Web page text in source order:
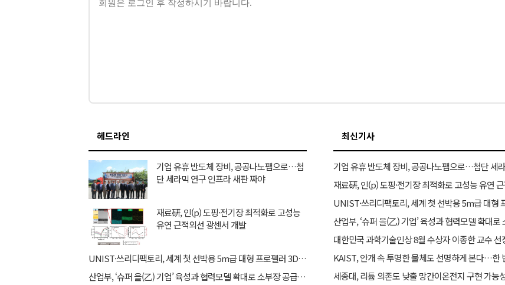
헤드라인
기업 유휴 반도체 장비, 공공나노팹으로…첨
단 세라믹 연구 인프라 새판 짜야
재료硏, 인(p) 도핑·전기장 최적화로 고성능
유연 근적외선 광센서 개발
UNIST·쓰리디팩토리, 세계 첫 선박용 5m급 대형 프로펠러 3D프린팅 도전
산업부, ‘슈퍼 을(乙) 기업’ 육성과 협력모델 확대로 소부장 공급망 경쟁력 강화한다
최신기사
기업 유휴 반도체 장비, 공공나노팹으로…첨단 세
재료硏, 인(p) 도핑·전기장 최적화로 고성능 유연
UNIST·쓰리디팩토리, 세계 첫 선박용 5m급 대형
대한민국 과학기술인상 8월 수상자 이종한 교수 선
KAIST, 안개 속 투명한 물체도 선명하게 본다…한
세종대, 리튬 의존도 낮출 망간이온전지 구현 가능